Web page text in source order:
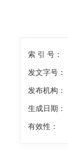
索 引 号：
发文字号：
发布机构：
生成日期：
有效性：